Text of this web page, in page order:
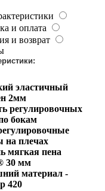
и оплата
и возврат
эластичный
2мм
регулировочных
бокам
на плечах
мягкая пена
30 мм
материал -
420